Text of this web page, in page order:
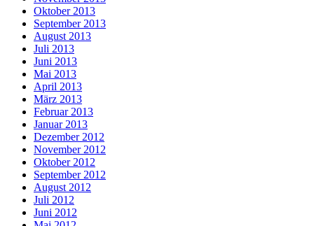
Oktober 2013
September 2013
August 2013
Juli 2013
Juni 2013
Mai 2013
April 2013
März 2013
Februar 2013
Januar 2013
Dezember 2012
November 2012
Oktober 2012
September 2012
August 2012
Juli 2012
Juni 2012